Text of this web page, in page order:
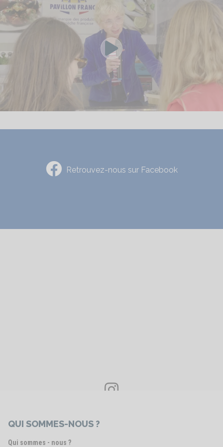
Voir la vidéo
Retrouvez-nous sur Facebook
QUI SOMMES-NOUS ?
Qui sommes - nous ?